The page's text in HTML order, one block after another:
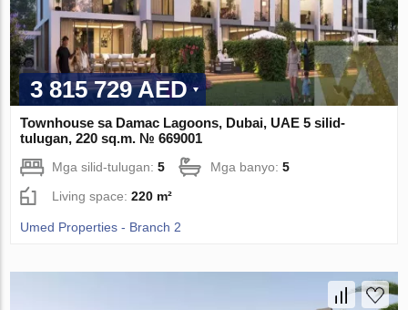
3 815 729 AED
Townhouse sa Damac Lagoons, Dubai, UAE 5 silid-
tulugan, 220 sq.m. № 669001
Mga silid-tulugan:5 Mga banyo:5
Living space:220 m²
Umed Properties - Branch 2